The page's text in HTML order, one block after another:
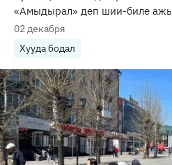
«Амыдырал» деп шии-биле
02 декабря
Хууда бодал